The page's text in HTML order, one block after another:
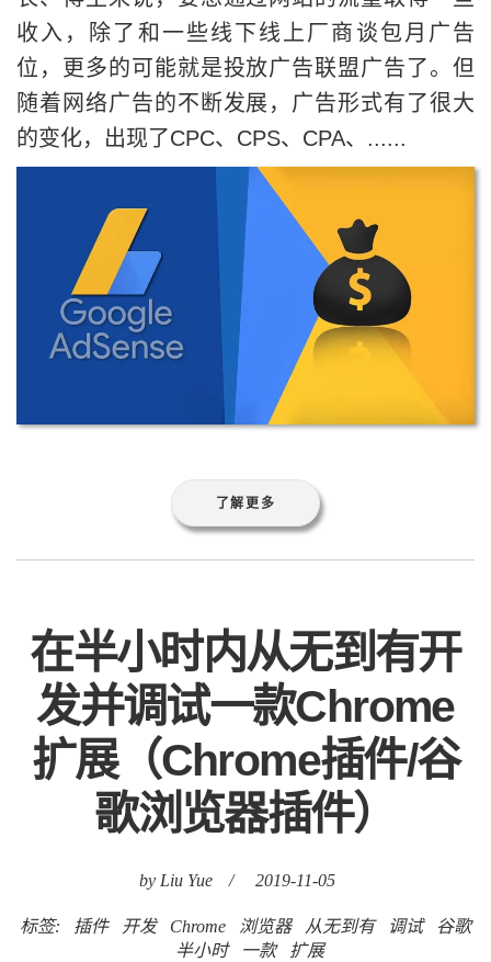
收入，除了和一些线下线上厂商谈包月广告
位，更多的可能就是投放广告联盟广告了。但
随着网络广告的不断发展，广告形式有了很大
的变化，出现了CPC、CPS、CPA、......
了解更多
在半小时内从无到有开
发并调试一款Chrome
扩展（Chrome插件/谷
歌浏览器插件）
by Liu Yue / 2019-11-05
标签: 插件 开发 Chrome 浏览器 从无到有 调试
谷歌
半小时
一款 扩展